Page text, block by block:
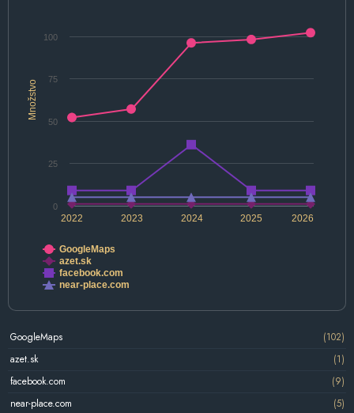
Množstvo
2022 2024 2026
2023 2025
0
25
50
75
100
GoogleMaps
azet.sk
facebook.com
near-place.com
GoogleMaps
(102)
azet.sk
(1)
facebook.com
(9)
near-place.com
(5)